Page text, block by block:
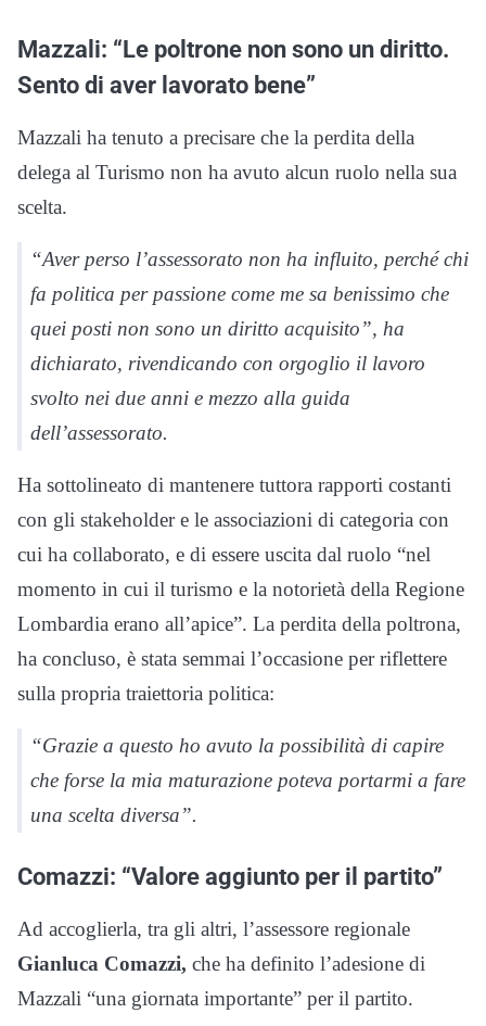
Mazzali: “Le poltrone non sono un diritto.
Sento di aver lavorato bene”
Mazzali ha tenuto a precisare che la perdita della
delega al Turismo non ha avuto alcun ruolo nella sua
scelta.
“Aver perso l’assessorato non ha influito, perché chi
fa politica per passione come me sa benissimo che
quei posti non sono un diritto acquisito”, ha
dichiarato, rivendicando con orgoglio il lavoro
svolto nei due anni e mezzo alla guida
dell’assessorato.
Ha sottolineato di mantenere tuttora rapporti costanti
con gli stakeholder e le associazioni di categoria con
cui ha collaborato, e di essere uscita dal ruolo “nel
momento in cui il turismo e la notorietà della Regione
Lombardia erano all’apice”. La perdita della poltrona,
ha concluso, è stata semmai l’occasione per riflettere
sulla propria traiettoria politica:
“Grazie a questo ho avuto la possibilità di capire
che forse la mia maturazione poteva portarmi a fare
una scelta diversa”.
Comazzi: “Valore aggiunto per il partito”
Ad accoglierla, tra gli altri, l’assessore regionale
Gianluca Comazzi, che ha definito l’adesione di
Mazzali “una giornata importante” per il partito.